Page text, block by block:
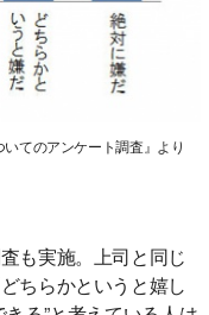
てのアンケート調査』より
も実施。上司と同じ
ちらかというと嬉し